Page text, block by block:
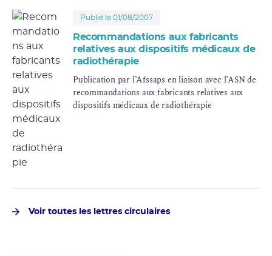
Publié le 01/08/2007
Recommandations aux fabricants
relatives aux dispositifs médicaux de
radiothérapie
Publication par l’Afssaps en liaison avec l’ASN de
recommandations aux fabricants relatives aux
dispositifs médicaux de radiothérapie
Voir toutes les lettres circulaires